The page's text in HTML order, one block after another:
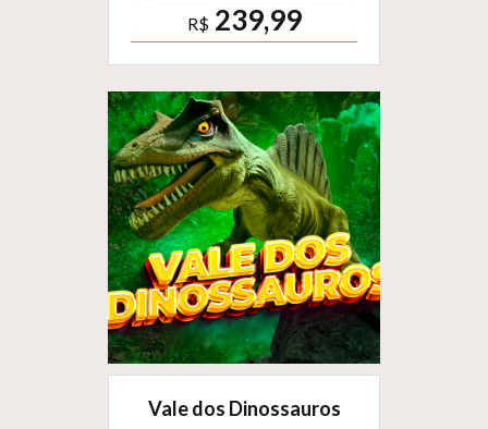
R$239,99
Vale dos Dinossauros